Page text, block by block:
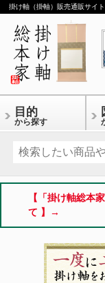
掛け軸（掛軸）販売通販サイト
目的
から探す
【「掛け軸総本
て 】→